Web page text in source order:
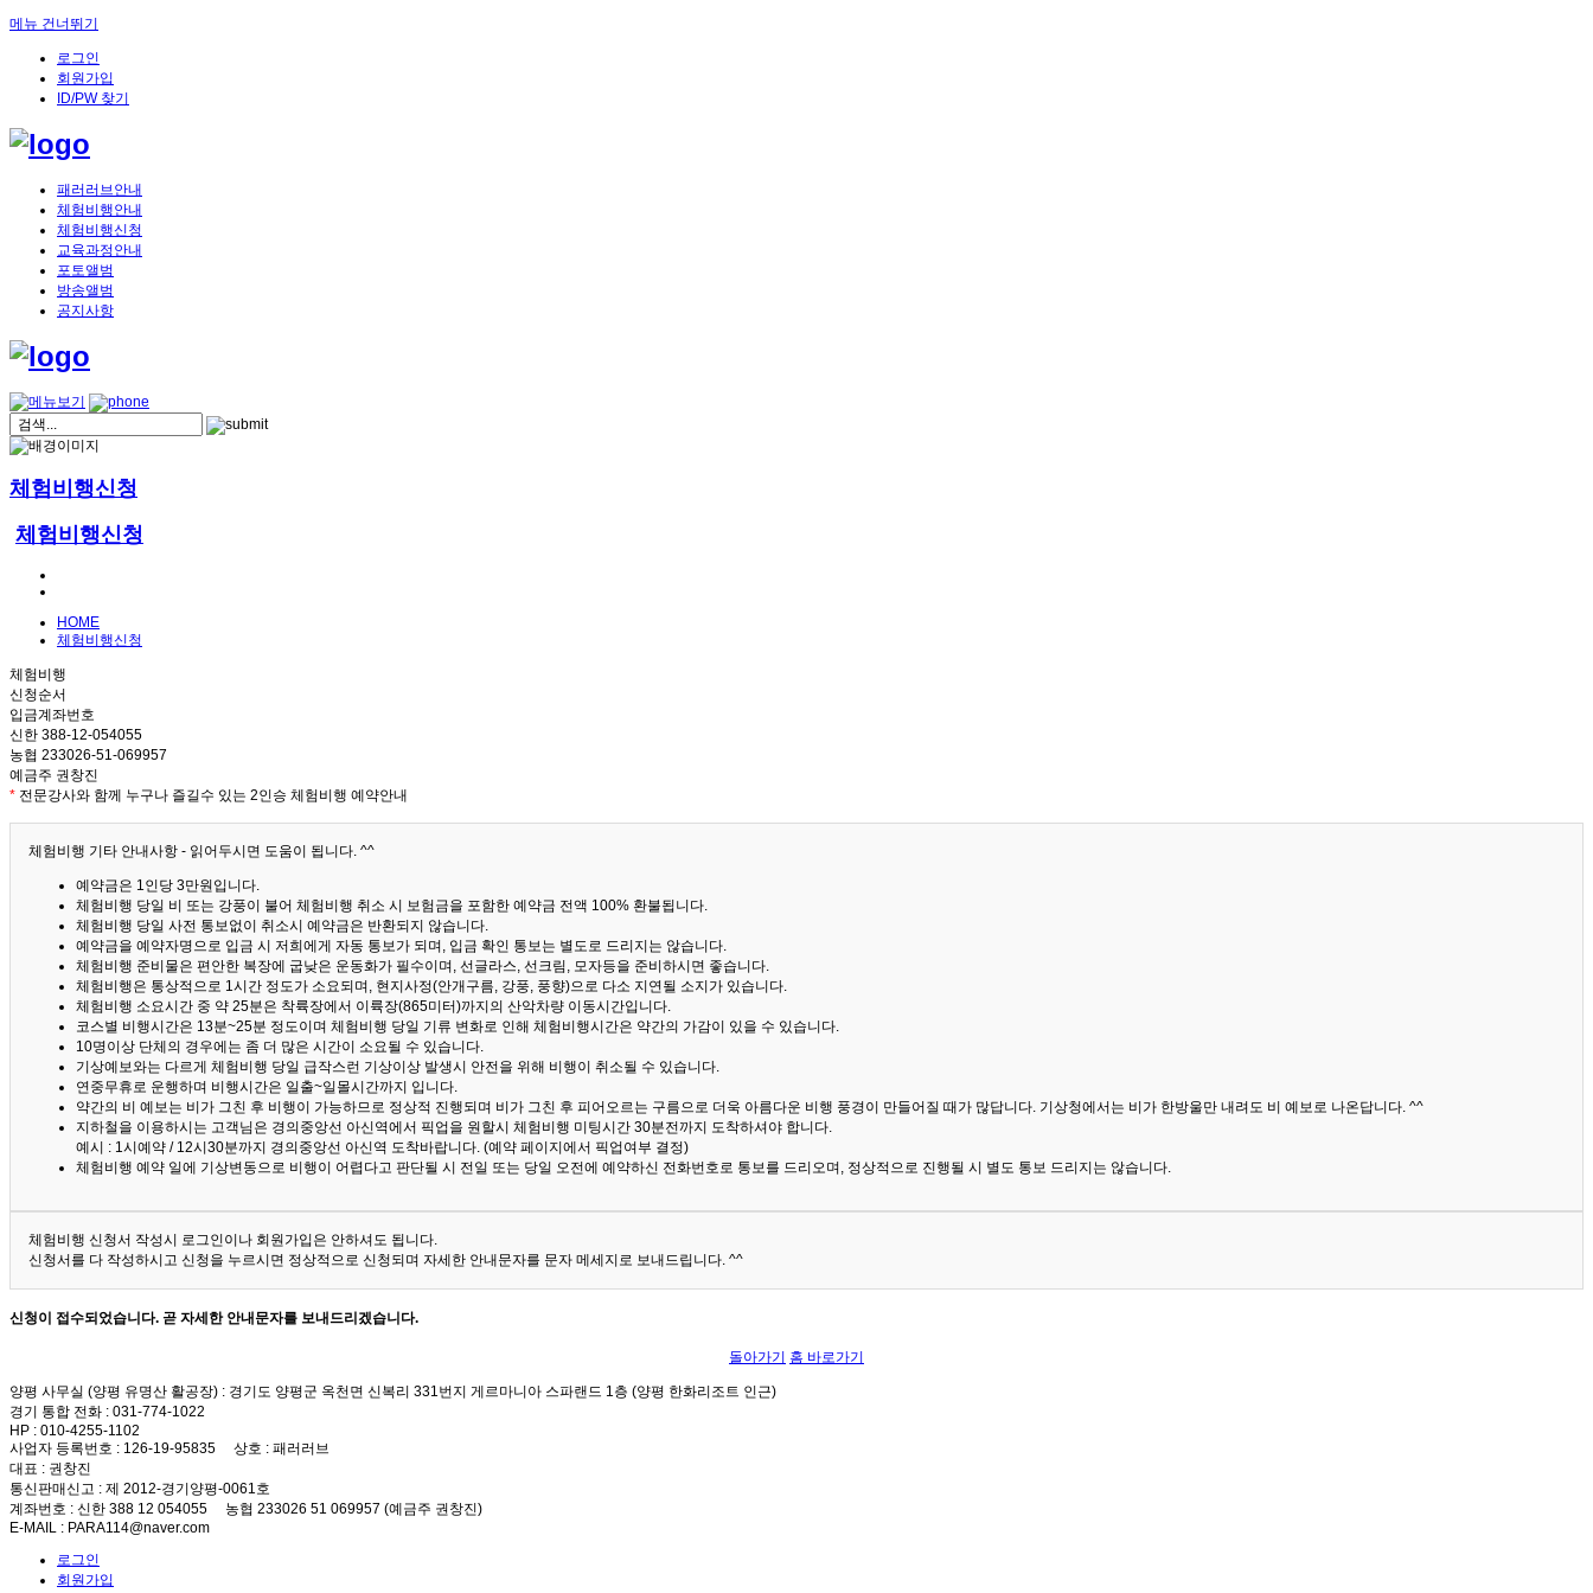
메뉴 건너뛰기
로그인
회원가입
ID/PW 찾기
패러러브안내
체험비행안내
체험비행신청
교육과정안내
포토앨범
방송앨범
공지사항
체험비행신청
체험비행신청
HOME
체험비행신청
체험비행
신청순서
입금계좌번호
신한 388-12-054055
농협 233026-51-069957
예금주 권창진
* 전문강사와 함께 누구나 즐길수 있는 2인승 체험비행 예약안내
체험비행 기타 안내사항 - 읽어두시면 도움이 됩니다. ^^
예약금은 1인당 3만원입니다.
체험비행 당일 비 또는 강풍이 불어 체험비행 취소 시 보험금을 포함한 예약금 전액 100% 환불됩니다.
체험비행 당일 사전 통보없이 취소시 예약금은 반환되지 않습니다.
예약금을 예약자명으로 입금 시 저희에게 자동 통보가 되며, 입금 확인 통보는 별도로 드리지는 않습니다.
체험비행 준비물은 편안한 복장에 굽낮은 운동화가 필수이며, 선글라스, 선크림, 모자등을 준비하시면 좋습니다.
체험비행은 통상적으로 1시간 정도가 소요되며, 현지사정(안개구름, 강풍, 풍향)으로 다소 지연될 소지가 있습니다.
체험비행 소요시간 중 약 25분은 착륙장에서 이륙장(865미터)까지의 산악차량 이동시간입니다.
코스별 비행시간은 13분~25분 정도이며 체험비행 당일 기류 변화로 인해 체험비행시간은 약간의 가감이 있을 수 있습니다.
10명이상 단체의 경우에는 좀 더 많은 시간이 소요될 수 있습니다.
기상예보와는 다르게 체험비행 당일 급작스런 기상이상 발생시 안전을 위해 비행이 취소될 수 있습니다.
연중무휴로 운행하며 비행시간은 일출~일몰시간까지 입니다.
약간의 비 예보는 비가 그친 후 비행이 가능하므로 정상적 진행되며 비가 그친 후 피어오르는 구름으로 더욱 아름다운 비행 풍경이 만들어질 때가 많답니다. 기상청에서는 비가 한방울만 내려도 비 예보로 나온답니다. ^^
지하철을 이용하시는 고객님은 경의중앙선 아신역에서 픽업을 원할시 체험비행 미팅시간 30분전까지 도착하셔야 합니다.
예시 : 1시예약 / 12시30분까지 경의중앙선 아신역 도착바랍니다. (예약 페이지에서 픽업여부 결정)
체험비행 예약 일에 기상변동으로 비행이 어렵다고 판단될 시 전일 또는 당일 오전에 예약하신 전화번호로 통보를 드리오며, 정상적으로 진행될 시 별도 통보 드리지는 않습니다.
체험비행 신청서 작성시 로그인이나 회원가입은 안하셔도 됩니다.
신청서를 다 작성하시고 신청을 누르시면 정상적으로 신청되며 자세한 안내문자를 문자 메세지로 보내드립니다. ^^
신청이 접수되었습니다. 곧 자세한 안내문자를 보내드리겠습니다.
돌아가기 홈 바로가기
양평 사무실 (양평 유명산 활공장) : 경기도 양평군 옥천면 신복리 331번지 게르마니아 스파랜드 1층 (양평 한화리조트 인근)
경기 통합 전화 : 031-774-1022
HP : 010-4255-1102
사업자 등록번호 : 126-19-95835 상호 : 패러러브
대표 : 권창진
통신판매신고 : 제 2012-경기양평-0061호
계좌번호 : 신한 388 12 054055 농협 233026 51 069957 (예금주 권창진)
E-MAIL : PARA114@naver.com
로그인
회원가입